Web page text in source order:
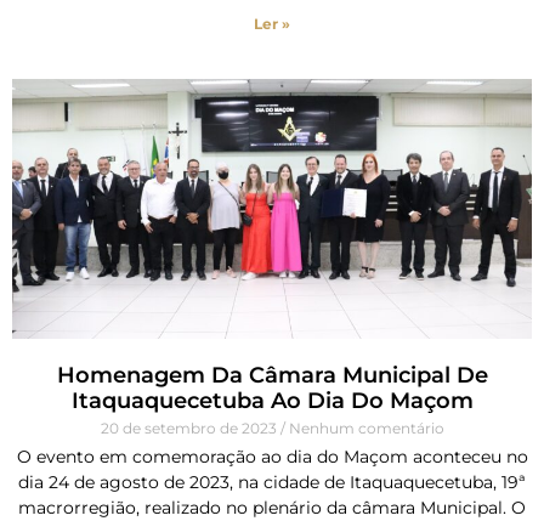
Ler »
Homenagem Da Câmara Municipal De
Itaquaquecetuba Ao Dia Do Maçom
20 de setembro de 2023 Nenhum comentário
O evento em comemoração ao dia do Maçom aconteceu no
dia 24 de agosto de 2023, na cidade de Itaquaquecetuba, 19ª
macrorregião, realizado no plenário da câmara Municipal. O